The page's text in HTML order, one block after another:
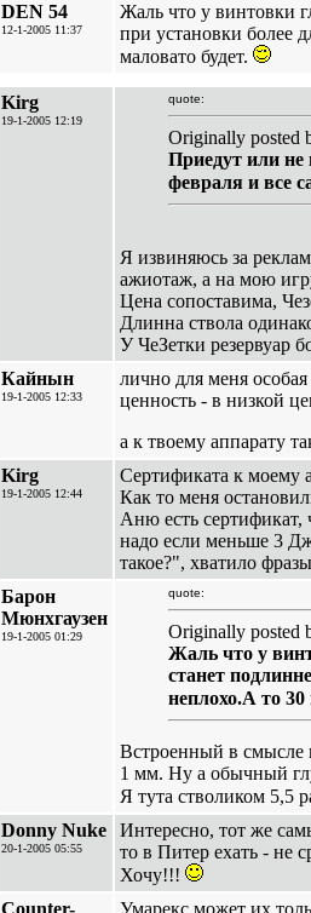
DEN 54
12-1-2005 11:37
Жаль что у винтовки
при установки более
маловато будет.
Kirg
19-1-2005 12:19
quote:
Originally posted
Приедут или не
февраля и все
Я извиняюсь за
ажиотаж, а на мою
Цена сопоставима,
Длинна ствола
У ЧеЗетки резервуар
Кайнын
19-1-2005 12:33
лично для меня
ценность - в низкой
а к твоему аппарату
Kirg
19-1-2005 12:44
Сертификата к моему
Как то меня
Аню есть
надо если меньше 3
такое?", хватило
Барон
Мюнхгаузен
19-1-2005 01:29
quote:
Originally posted
Жаль что у
станет
неплохо.А то
Встроенный в смысле
1 мм. Ну а обычный
Я тута стволиком 5,5
Donny Nuke
20-1-2005 05:55
Интересно, тот же
то в Питер ехать - не
Хочу!!!
Counter-
Умарекс может их